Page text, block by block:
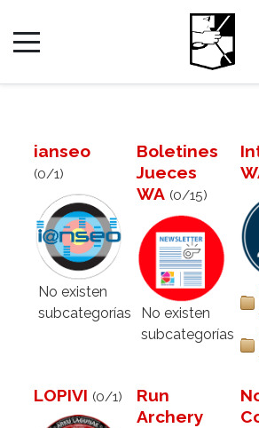
ianseo
(0/1)
No existen
subcategorías
Boletines
Jueces
WA (0/15)
No existen
subcategorías
LOPIVI (0/1)
Run
Archery